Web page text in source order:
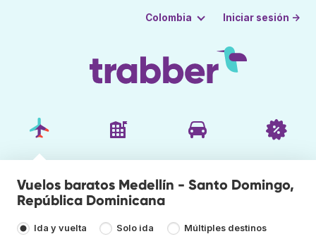
Colombia Iniciar sesión →
Vuelos baratos Medellín - Santo Domingo,
República Dominicana
Ida y vuelta Solo ida Múltiples destinos